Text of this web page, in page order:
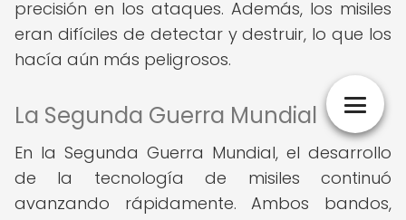
precisión en los ataques. Además, los misiles
eran difíciles de detectar y destruir, lo que los
hacía aún más peligrosos.
La Segunda Guerra Mundial
En la Segunda Guerra Mundial, el desarrollo
de la tecnología de misiles continuó
avanzando rápidamente. Ambos bandos,